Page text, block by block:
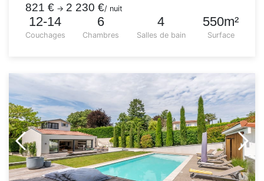
821 €→ 2 230 €/ nuit
12-14
Couchages
6
Chambres
4
Salles de bain
550m²
Surface